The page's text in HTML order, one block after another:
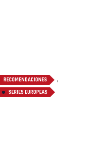
RECOMENDACIONES ,
SERIES EUROPEAS